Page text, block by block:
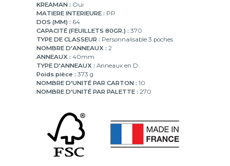
KREAMAN : Oui
MATIERE INTERIEURE : PP
DOS (MM) : 64
CAPACITÉ (FEUILLETS 80GR.) : 370
TYPE DE CLASSEUR : Personnalisable 3 poches
NOMBRE D'ANNEAUX : 2
ANNEAUX : 40mm
TYPE D'ANNEAUX : Anneaux en D
Poids pièce : 373 g
NOMBRE D'UNITÉ PAR CARTON : 10
NOMBRE D'UNITÉ PAR PALETTE : 270